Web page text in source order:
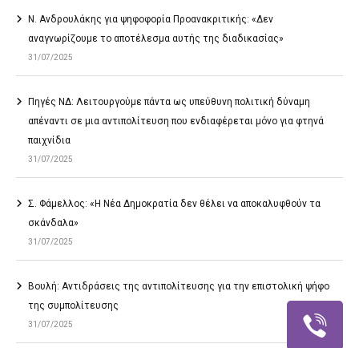
Ν. Ανδρουλάκης για ψηφοφορία Προανακριτικής: «Δεν
αναγνωρίζουμε το αποτέλεσμα αυτής της διαδικασίας»
31/07/2025
Πηγές ΝΔ: Λειτουργούμε πάντα ως υπεύθυνη πολιτική δύναμη
απέναντι σε μια αντιπολίτευση που ενδιαφέρεται μόνο για φτηνά
παιχνίδια
31/07/2025
Σ. Φάμελλος: «Η Νέα Δημοκρατία δεν θέλει να αποκαλυφθούν τα
σκάνδαλα»
31/07/2025
Βουλή: Αντιδράσεις της αντιπολίτευσης για την επιστολική ψήφο
της συμπολίτευσης
31/07/2025